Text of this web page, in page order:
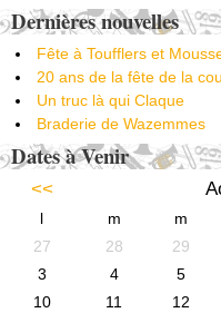
Dernières nouvelles
Fête à Toufflers et
20 ans de la fête de la
Un truc là qui Claque
Braderie de Wazemmes
Dates à Venir
<<
l m m
27
28 29
3
4 5
10
11 12